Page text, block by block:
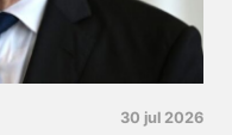
30 jul 2026